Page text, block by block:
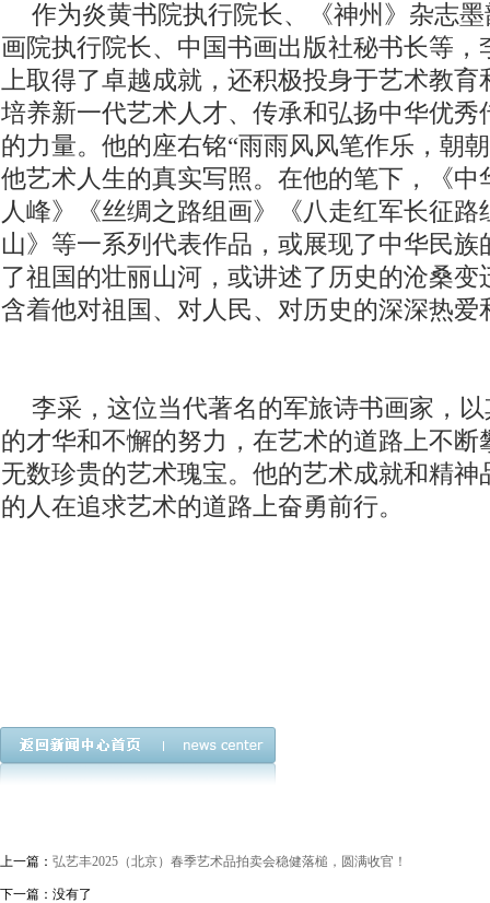
作为炎黄书院执行院长、《神州》杂志
画院执行院长、中国书画出版社秘书长等，
上取得了卓越成就，还积极投身于艺术教育
培养新一代艺术人才、传承和弘扬中华优秀
的力量。他的座右铭“雨雨风风笔作乐，朝
他艺术人生的真实写照。在他的笔下，《中
人峰》《丝绸之路组画》《八走红军长征路
山》等一系列代表作品，或展现了中华民族
了祖国的壮丽山河，或讲述了历史的沧桑变
含着他对祖国、对人民、对历史的深深热爱
李采，这位当代著名的军旅诗书画家，
的才华和不懈的努力，在艺术的道路上不断
无数珍贵的艺术瑰宝。他的艺术成就和精神
的人在追求艺术的道路上奋勇前行。
上一篇： 弘艺丰2025（北京）春季艺术品拍卖会稳健落槌，圆满收官！
下一篇：没有了